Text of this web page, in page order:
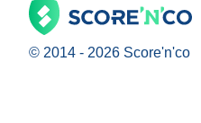
© 2014 - 2026 Score'n'co